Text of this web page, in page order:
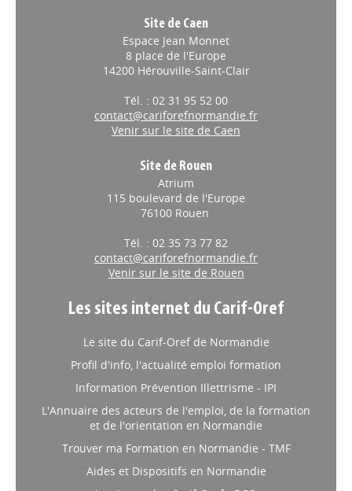
Site de Caen
Espace Jean Monnet
8 place de l'Europe
14200 Hérouville-Saint-Clair
Tél. : 02 31 95 52 00
contact@cariforefnormandie.fr
Venir sur le site de Caen
Site de Rouen
Atrium
115 boulevard de l'Europe
76100 Rouen
Tél. : 02 35 73 77 82
contact@cariforefnormandie.fr
Venir sur le site de Rouen
Les sites internet du Carif-Oref
Le site du Carif-Oref de Normandie
Profil d'info, l'actualité emploi formation
Information Prévention Illettrisme - IPI
L'Annuaire des acteurs de l'emploi, de la formation
et de l'orientation en Normandie
Trouver ma Formation en Normandie - TMF
Aides et Dispositifs en Normandie